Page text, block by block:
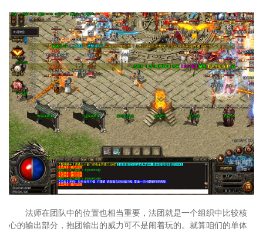
法师在团队中的位置也相当重要，法团就是一个组织中比较核
心的输出部分，抱团输出的威力可不是闹着玩的。就算咱们的单体